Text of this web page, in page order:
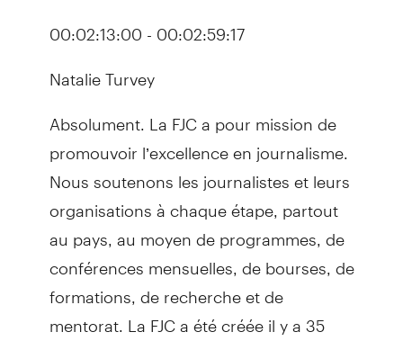
00:02:13:00 - 00:02:59:17
Natalie Turvey
Absolument. La FJC a pour mission de
promouvoir l’excellence en journalisme.
Nous soutenons les journalistes et leurs
organisations à chaque étape, partout
au pays, au moyen de programmes, de
conférences mensuelles, de bourses, de
formations, de recherche et de
mentorat. La FJC a été créée il y a 35